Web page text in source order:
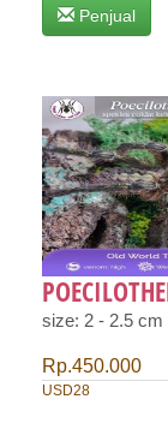
Penjual
size: 2 - 2.5
Rp.450.000
USD28